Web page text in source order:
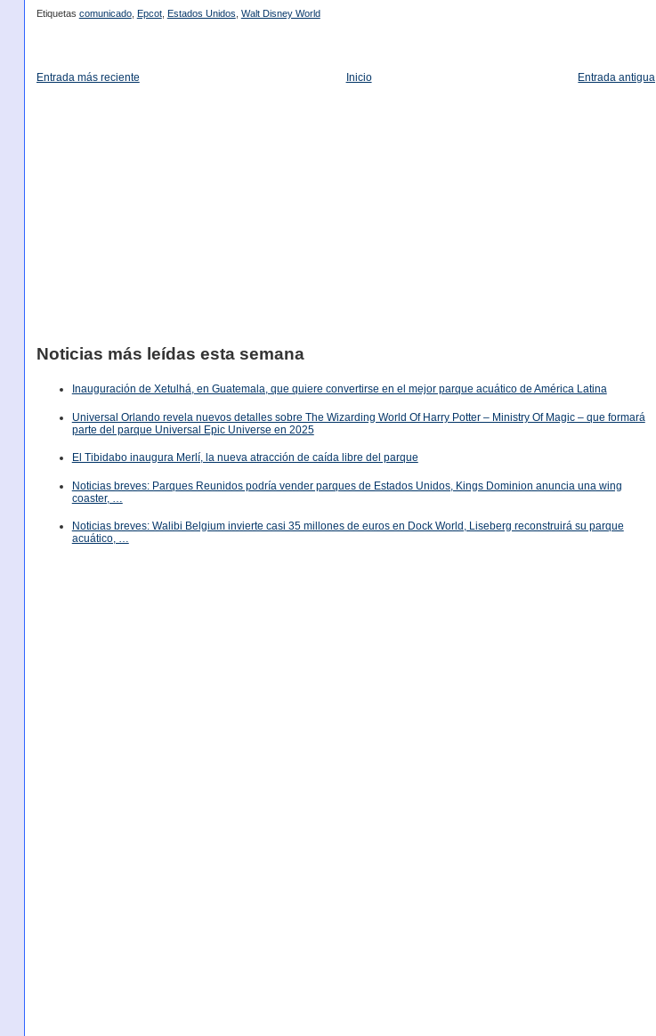
Etiquetas comunicado, Epcot, Estados Unidos Walt Disney World
Entrada más reciente Entrada antigua
Inicio
Noticias más leídas esta semana
Inauguración de Xetulhá, en Guatemala, que quiere convertirse en el mejor parque acuático de América Latina
Universal Orlando revela nuevos detalles sobre The Wizarding World Of Harry Potter – Ministry Of Magic – que formará
parte del parque Universal Epic Universe en 2025
El Tibidabo inaugura Merlí, la nueva atracción de caída libre del parque
Noticias breves: Parques Reunidos podría vender parques de Estados Unidos, Kings Dominion anuncia una wing
coaster, …
Noticias breves: Walibi Belgium invierte casi 35 millones de euros en Dock World, Liseberg reconstruirá su parque
acuático, …